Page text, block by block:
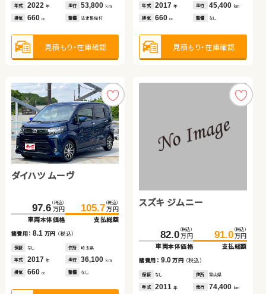
年式 2022 年 走行 53,800 km
排気 660 cc 整備 法定整備付
見積もり・在庫確認
年式 2017年 走行 45,400 km
排気 660cc 整備 なし
見積もり・在庫確認
ダイハツ ムーヴ
97.6 （税込）
万円
車両本体価格
105.7 （税込）
万円
支払総額
諸費用：8.1 万円 （税込）
保証 なし 住所 埼玉県
年式 2017 年 走行 36,100 km
排気 660 cc 整備 なし
スズキ ジムニー
82.0 （税込）
万円
車両本体価格
91.0 （税込）
万円
支払総額
諸費用： 9.0万円 （税込）
保証 なし 住所 富山県
年式 2011年 走行 74,400 km
見積もり・在庫確認 見積もり・在庫確認
トヨタ ルーミー
189.0（税込）
万円
諸費用：10.2万円（税込）
あり 京都府
年式 2024年 走行
排気 1,000 整備 法定整備付
見積もり・在庫確認
ホンダ Ｎ ＢＯＸ
車両本体価格
支払総額
諸費用：8.4万円 （税込）
2026 年 100 km
660cc
見積もり・在庫確認
年式 2022 年 走行 29,800 km
排気 2,500 整備 法定整備付
見積もり・在庫確認
年式 2018年 走行 37,400 km
排気 1,400 整備 法定整備付
見積もり・在庫確認
スズキ アルト ＨＢ
108.0 （税込）
万円
車両本体価格
113.9 （税込）
万円
支払総額
諸費用：5.9 万円 （税込）
保証 あり 住所 岡山県
年式 2022 年 走行 5,100km
排気 660 cc 整備 法定整備付
69.0（税込）
万円
諸費用：4.2 万円（税込）
あり
年式 2015年 走行
排気 660 整備 法定整備付